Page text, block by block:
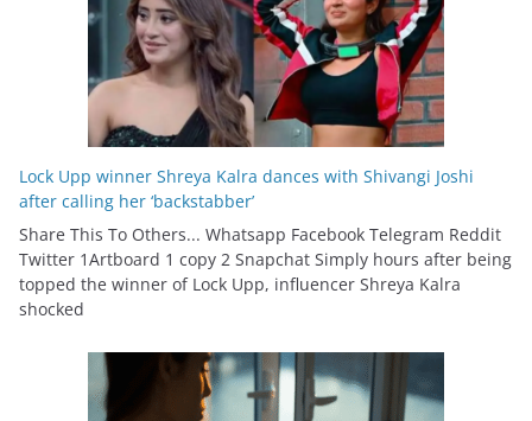
Lock Upp winner Shreya Kalra dances with Shivangi Joshi
after calling her ‘backstabber’
Share This To Others... Whatsapp Facebook Telegram Reddit
Twitter 1Artboard 1 copy 2 Snapchat Simply hours after being
topped the winner of Lock Upp, influencer Shreya Kalra
shocked